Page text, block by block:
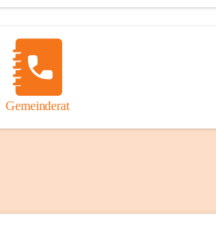
Gemeinderat